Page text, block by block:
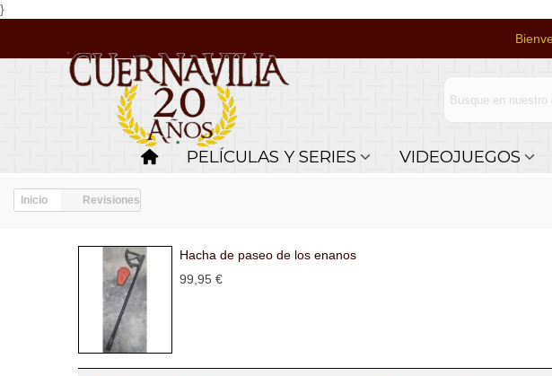
}
PELÍCULAS Y SERIES VIDEOJUEGOS
Inicio Revisiones
Hacha de paseo de los enanos
99,95 €